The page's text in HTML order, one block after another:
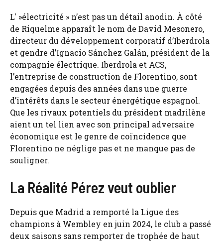
L' »électricité » n’est pas un détail anodin. À côté
de Riquelme apparaît le nom de David Mesonero,
directeur du développement corporatif d’Iberdrola
et gendre d’Ignacio Sánchez Galán, président de la
compagnie électrique. Iberdrola et ACS,
l’entreprise de construction de Florentino, sont
engagées depuis des années dans une guerre
d’intérêts dans le secteur énergétique espagnol.
Que les rivaux potentiels du président madrilène
aient un tel lien avec son principal adversaire
économique est le genre de coïncidence que
Florentino ne néglige pas et ne manque pas de
souligner.
La Réalité Pérez veut oublier
Depuis que Madrid a remporté la Ligue des
champions à Wembley en juin 2024, le club a passé
deux saisons sans remporter de trophée de haut